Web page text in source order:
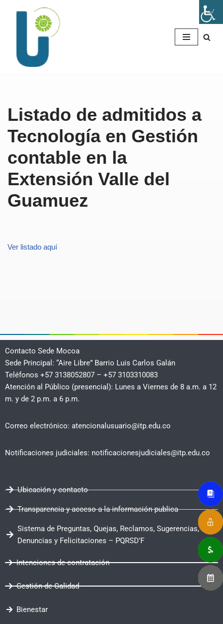
contenido
Listado de admitidos a
Tecnología en Gestión
contable en la
Extensión Valle del
Guamuez
Ver listado aquí
Contacto Sede Mocoa
Sede Principal: “Aire Libre” Barrio Luis Carlos Galán
Teléfonos +57 3138052807 – +57 3103310083
Atención al Público (presencial): Lunes a Viernes de 8 a.m. a 12
m. y de 2 p.m. a 6 p.m.
Correo electrónico: atencionalusuario@itp.edu.co
Notificaciones judiciales: notificacionesjudiciales@itp.edu.co
Ubicación y contacto
Transparencia y acceso a la información publica
Sistema de Preguntas, Quejas, Reclamos, Sugerencias,
Denuncias y Felicitaciones – PQRSD’F
Intenciones de contratación
Gestión de Calidad
Bienestar